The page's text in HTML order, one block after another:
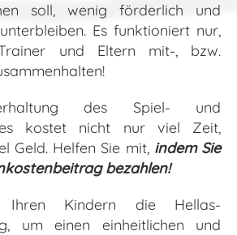
soll, wenig förderlich und
Es funktioniert nur,
und Eltern mit-, bzw.
des Spiel- und
kostet nicht nur viel Zeit,
Geld. Helfen Sie mit, indem Sie
bezahlen!
Ihren Kindern die Hellas-
um einen einheitlichen und